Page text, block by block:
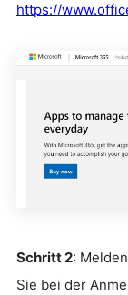
https://
Schritt 2:
Sie bei der